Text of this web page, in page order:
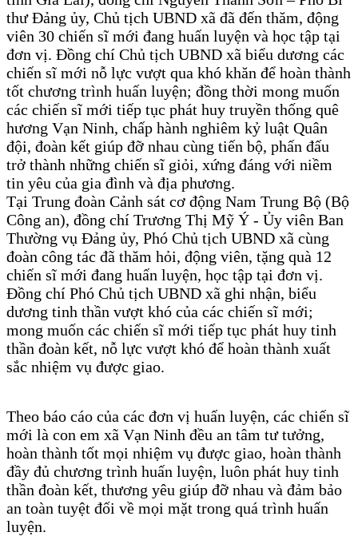
thư Đảng ủy, Chủ tịch UBND xã đã đến thăm, động
viên 30 chiến sĩ mới đang huấn luyện và học tập tại
đơn vị. Đồng chí Chủ tịch UBND xã biểu dương các
chiến sĩ mới nỗ lực vượt qua khó khăn để hoàn thành
tốt chương trình huấn luyện; đồng thời mong muốn
các chiến sĩ mới tiếp tục phát huy truyền thống quê
hương Vạn Ninh, chấp hành nghiêm kỷ luật Quân
đội, đoàn kết giúp đỡ nhau cùng tiến bộ, phấn đấu
trở thành những chiến sĩ giỏi, xứng đáng với niềm
tin yêu của gia đình và địa phương.
Tại Trung đoàn Cảnh sát cơ động Nam Trung Bộ (Bộ
Công an), đồng chí Trương Thị Mỹ Ý - Ủy viên Ban
Thường vụ Đảng ủy, Phó Chủ tịch UBND xã cùng
đoàn công tác đã thăm hỏi, động viên, tặng quà 12
chiến sĩ mới đang huấn luyện, học tập tại đơn vị.
Đồng chí Phó Chủ tịch UBND xã ghi nhận, biểu
dương tinh thần vượt khó của các chiến sĩ mới;
mong muốn các chiến sĩ mới tiếp tục phát huy tinh
thần đoàn kết, nỗ lực vượt khó để hoàn thành xuất
sắc nhiệm vụ được giao.
Theo báo cáo của các đơn vị huấn luyện, các chiến sĩ
mới là con em xã Vạn Ninh đều an tâm tư tưởng,
hoàn thành tốt mọi nhiệm vụ được giao, hoàn thành
đầy đủ chương trình huấn luyện, luôn phát huy tinh
thần đoàn kết, thương yêu giúp đỡ nhau và đảm bảo
an toàn tuyệt đối về mọi mặt trong quá trình huấn
luyện.